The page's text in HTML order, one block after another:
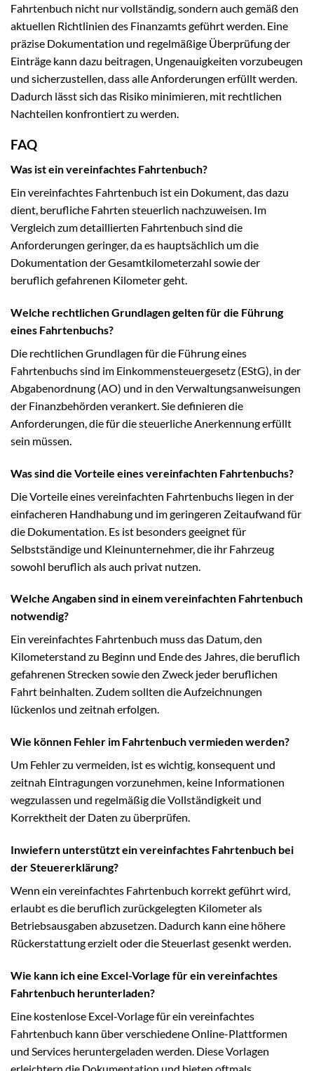
Fahrtenbuch nicht nur vollständig, sondern auch gemäß den
aktuellen Richtlinien des Finanzamts geführt werden. Eine
präzise Dokumentation und regelmäßige Überprüfung der
Einträge kann dazu beitragen, Ungenauigkeiten vorzubeugen
und sicherzustellen, dass alle Anforderungen erfüllt werden.
Dadurch lässt sich das Risiko minimieren, mit rechtlichen
Nachteilen konfrontiert zu werden.
FAQ
Was ist ein vereinfachtes Fahrtenbuch?
Ein vereinfachtes Fahrtenbuch ist ein Dokument, das dazu
dient, berufliche Fahrten steuerlich nachzuweisen. Im
Vergleich zum detaillierten Fahrtenbuch sind die
Anforderungen geringer, da es hauptsächlich um die
Dokumentation der Gesamtkilometerzahl sowie der
beruflich gefahrenen Kilometer geht.
Welche rechtlichen Grundlagen gelten für die Führung
eines Fahrtenbuchs?
Die rechtlichen Grundlagen für die Führung eines
Fahrtenbuchs sind im Einkommensteuergesetz (EStG), in der
Abgabenordnung (AO) und in den Verwaltungsanweisungen
der Finanzbehörden verankert. Sie definieren die
Anforderungen, die für die steuerliche Anerkennung erfüllt
sein müssen.
Was sind die Vorteile eines vereinfachten Fahrtenbuchs?
Die Vorteile eines vereinfachten Fahrtenbuchs liegen in der
einfacheren Handhabung und im geringeren Zeitaufwand für
die Dokumentation. Es ist besonders geeignet für
Selbstständige und Kleinunternehmer, die ihr Fahrzeug
sowohl beruflich als auch privat nutzen.
Welche Angaben sind in einem vereinfachten Fahrtenbuch
notwendig?
Ein vereinfachtes Fahrtenbuch muss das Datum, den
Kilometerstand zu Beginn und Ende des Jahres, die beruflich
gefahrenen Strecken sowie den Zweck jeder beruflichen
Fahrt beinhalten. Zudem sollten die Aufzeichnungen
lückenlos und zeitnah erfolgen.
Wie können Fehler im Fahrtenbuch vermieden werden?
Um Fehler zu vermeiden, ist es wichtig, konsequent und
zeitnah Eintragungen vorzunehmen, keine Informationen
wegzulassen und regelmäßig die Vollständigkeit und
Korrektheit der Daten zu überprüfen.
Inwiefern unterstützt ein vereinfachtes Fahrtenbuch bei
der Steuererklärung?
Wenn ein vereinfachtes Fahrtenbuch korrekt geführt wird,
erlaubt es die beruflich zurückgelegten Kilometer als
Betriebsausgaben abzusetzen. Dadurch kann eine höhere
Rückerstattung erzielt oder die Steuerlast gesenkt werden.
Wie kann ich eine Excel-Vorlage für ein vereinfachtes
Fahrtenbuch herunterladen?
Eine kostenlose Excel-Vorlage für ein vereinfachtes
Fahrtenbuch kann über verschiedene Online-Plattformen
und Services heruntergeladen werden. Diese Vorlagen
erleichtern die Dokumentation und bieten oftmals